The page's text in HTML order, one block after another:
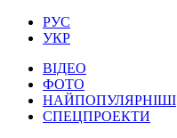
РУС
УКР
ВІДЕО
ФОТО
НАЙПОПУЛЯРНІШІ
СПЕЦПРОЕКТИ